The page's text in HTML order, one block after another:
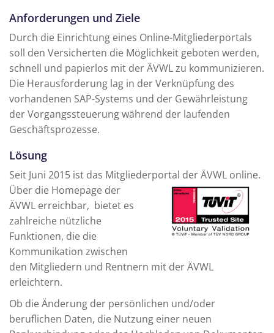
Anforderungen und Ziele
Durch die Einrichtung eines Online-Mitgliederportals
soll den Versicherten die Möglichkeit geboten werden,
schnell und papierlos mit der ÄVWL zu kommunizieren.
Die Herausforderung lag in der Verknüpfung des
vorhandenen SAP-Systems und der Gewährleistung
der Vorgangssteuerung während der laufenden
Geschäftsprozesse.
Lösung
Seit Juni 2015 ist das Mitgliederportal der ÄVWL online.
Über die Homepage der
ÄVWL erreichbar, bietet es
zahlreiche nützliche
Funktionen, die die
Kommunikation zwischen
den Mitgliedern und Rentnern mit der ÄVWL
erleichtern.
Ob die Änderung der persönlichen und/oder
beruflichen Daten, die Nutzung einer neuen